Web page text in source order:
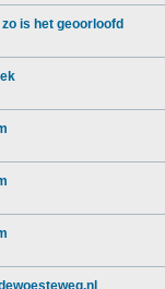
is het geoorloofd